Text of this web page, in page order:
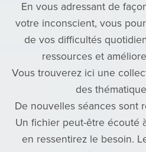
En vous adressant de
votre inconscient, vous
de vos difficultés
ressources et
Vous trouverez ici une
des
De nouvelles séances sont
Un fichier peut-être écouté
en ressentirez le besoin.